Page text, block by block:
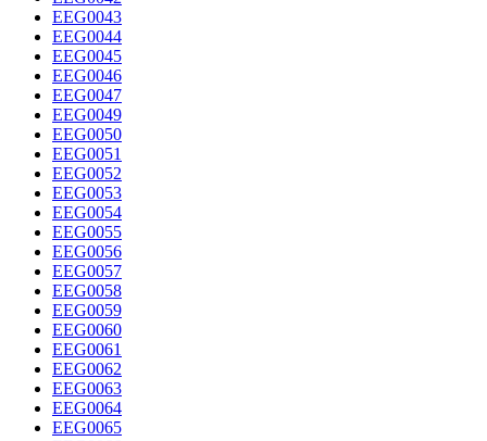
EEG0043
EEG0044
EEG0045
EEG0046
EEG0047
EEG0049
EEG0050
EEG0051
EEG0052
EEG0053
EEG0054
EEG0055
EEG0056
EEG0057
EEG0058
EEG0059
EEG0060
EEG0061
EEG0062
EEG0063
EEG0064
EEG0065